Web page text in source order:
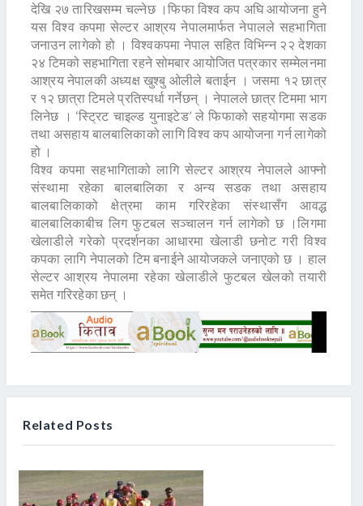
देखि २७ तारिखसम्म चल्नेछ ।फिफा विश्व कप अघि आयोजना हुने
यस विश्व कपमा सेल्टर आश्रय नेपालमार्फत नेपालले सहभागिता
जनाउन लागेको हो । विश्वकपमा नेपाल सहित विभिन्न २२ देशका
२४ टिमको सहभागिता रहने सोमबार आयोजित पत्रकार सम्मेलनमा
आश्रय नेपालकी अध्यक्ष खुश्बु ओलीले बताईन । जसमा १२ छात्र
र १२ छात्रा टिमले प्रतिस्पर्धा गर्नेछन् । नेपालले छात्र टिममा भाग
लिनेछ । ‘स्ट्रिट चाइल्ड युनाइटेड’ ले फिफाको सहयोगमा सडक
तथा असहाय बालबालिकाको लागि विश्व कप आयोजना गर्न लागेको
हो ।
विश्व कपमा सहभागिताको लागि सेल्टर आश्रय नेपालले आफ्नो
संस्थामा रहेका बालबालिका र अन्य सडक तथा असहाय
बालबालिकाको क्षेत्रमा काम गरिरहेका संस्थासँग आवद्ध
बालबालिकाबीच लिग फुटबल सञ्चालन गर्न लागेको छ ।लिगमा
खेलाडीले गरेको प्रदर्शनका आधारमा खेलाडी छनोट गरी विश्व
कपका लागि नेपालको टिम बनाईने आयोजकले जनाएको छ । हाल
सेल्टर आश्रय नेपालमा रहेका खेलाडीले फुटबल खेलको तयारी
समेत गरिरहेका छन् ।
Related Posts